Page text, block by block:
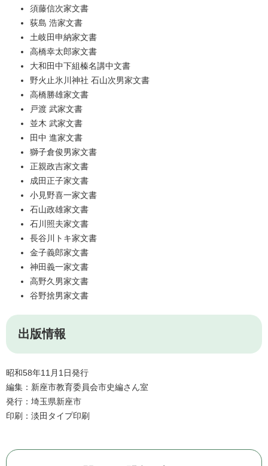
須藤信次家文書
荻島 浩家文書
土岐田申納家文書
高橋幸太郎家文書
大和田中下組榛名講中文書
野火止氷川神社 石山次男家文書
高橋勝雄家文書
戸渡 武家文書
並木 武家文書
田中 進家文書
獅子倉俊男家文書
正親政吉家文書
成田正子家文書
小見野喜一家文書
石山政雄家文書
石川照夫家文書
長谷川トキ家文書
金子義郎家文書
神田義一家文書
高野久男家文書
谷野捨男家文書
出版情報
昭和58年11月1日発行
編集：新座市教育委員会市史編さん室
発行：埼玉県新座市
印刷：淡田タイプ印刷